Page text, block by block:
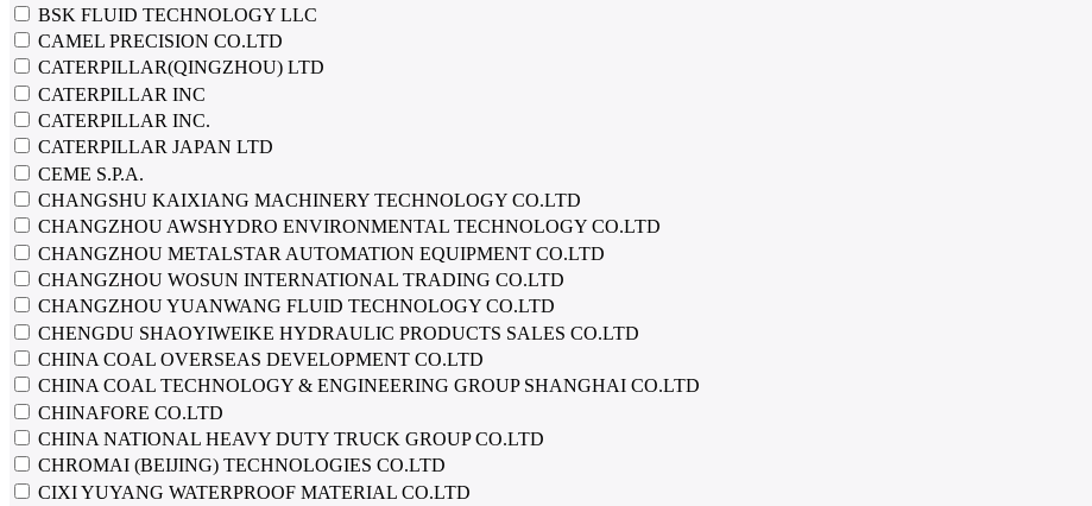
BSK FLUID TECHNOLOGY LLC
CAMEL PRECISION CO.LTD
CATERPILLAR(QINGZHOU) LTD
CATERPILLAR INC
CATERPILLAR INC.
CATERPILLAR JAPAN LTD
CEME S.P.A.
CHANGSHU KAIXIANG MACHINERY TECHNOLOGY CO.LTD
CHANGZHOU AWSHYDRO ENVIRONMENTAL TECHNOLOGY CO.LTD
CHANGZHOU METALSTAR AUTOMATION EQUIPMENT CO.LTD
CHANGZHOU WOSUN INTERNATIONAL TRADING CO.LTD
CHANGZHOU YUANWANG FLUID TECHNOLOGY CO.LTD
CHENGDU SHAOYIWEIKE HYDRAULIC PRODUCTS SALES CO.LTD
CHINA COAL OVERSEAS DEVELOPMENT CO.LTD
CHINA COAL TECHNOLOGY & ENGINEERING GROUP SHANGHAI CO.LTD
CHINAFORE CO.LTD
CHINA NATIONAL HEAVY DUTY TRUCK GROUP CO.LTD
CHROMAI (BEIJING) TECHNOLOGIES CO.LTD
CIXI YUYANG WATERPROOF MATERIAL CO.LTD